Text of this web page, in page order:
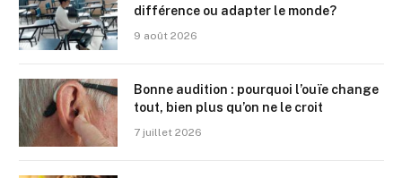
différence ou adapter le monde?
9 août 2026
Bonne audition : pourquoi l’ouïe change
tout, bien plus qu’on ne le croit
7 juillet 2026